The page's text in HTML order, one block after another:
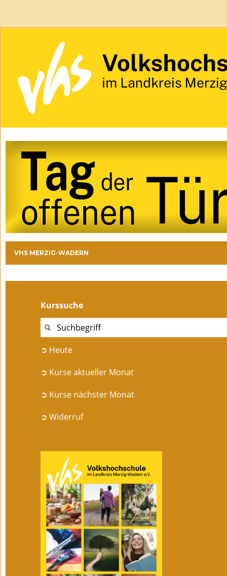
VHS MERZIG-WADERN
Kurssuche
➲ Heute
➲ Kurse aktueller Monat
➲ Kurse nächster Monat
➲ Widerruf